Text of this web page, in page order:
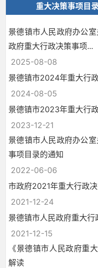
重大决策事项目录
景德镇市人民政府办公
政府重大行政决策事项...
2025-08-08
景德镇市2024年重大行
2024-08-05
景德镇市2023年重大行
2023-12-21
景德镇市人民政府办公
事项目录的通知
2022-06-06
市政府2021年重大行政
2021-12-24
景德镇市人民政府重大行
2021-12-15
《景德镇市人民政府重
解读